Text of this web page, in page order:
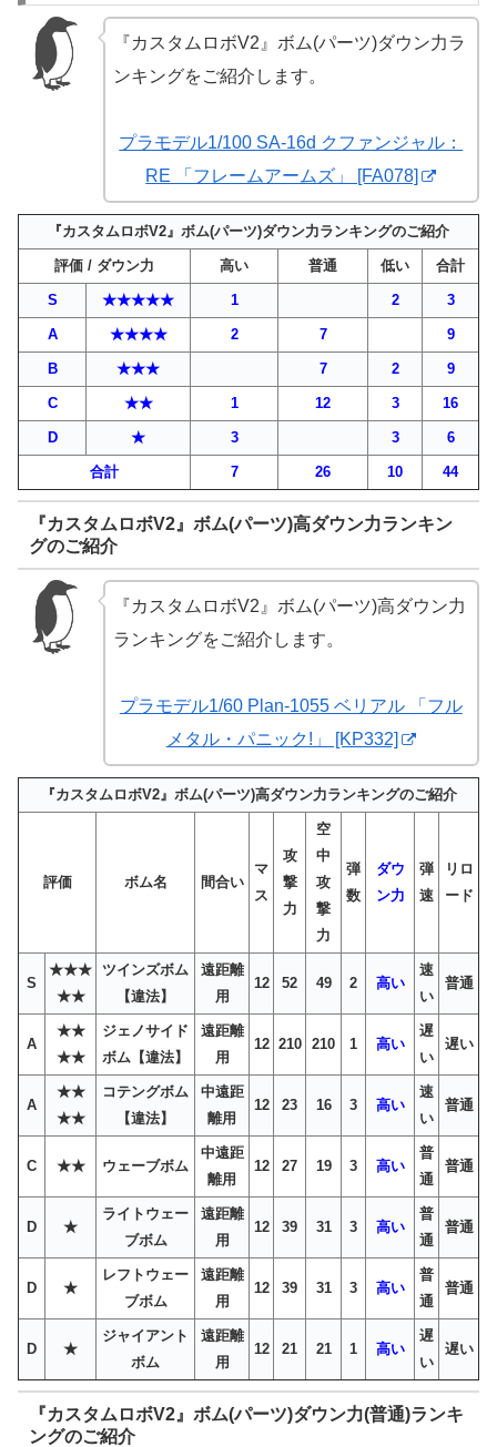
『カスタムロボV2』ボム(パーツ)ダウン力ラ
ンキングをご紹介します。
プラモデル1/100 SA-16d クファンジャル：
RE 「フレームアームズ」 [FA078]
『カスタムロボV2』ボム(パーツ)ダウン力ランキングのご紹介
評価 / ダウン力 高い 普通 低い 合計
S ★★★★★ 1 2 3
A ★★★★ 2 7 9
B ★★★ 7 2 9
C ★★ 1 12 3 16
D ★ 3 3 6
合計 7 26 10 44
『カスタムロボV2』ボム(パーツ)高ダウン力ランキン
グのご紹介
『カスタムロボV2』ボム(パーツ)高ダウン力
ランキングをご紹介します。
プラモデル1/60 Plan-1055 ベリアル 「フル
メタル・パニック!」 [KP332]
『カスタムロボV2』ボム(パーツ)高ダウン力ランキングのご紹介
評価 ボム名 間合い
マ
ス
攻
撃
力
空
中
攻
撃
力
弾
数
ダウ
ン力
弾
速
リロ
ード
S
★★★
★★
ツインズボム
【違法】
遠距離
用
12 52 49 2 高い
速
い
普通
A
★★
★★
ジェノサイド
ボム【違法】
遠距離
用
12 210 210 1 高い
遅
い
遅い
A
★★
★★
コテングボム
【違法】
中遠距
離用
12 23 16 3 高い
速
い
普通
C ★★ ウェーブボム
中遠距
離用
12 27 19 3 高い
普
通
普通
D ★
ライトウェー
ブボム
遠距離
用
12 39 31 3 高い
普
通
普通
D ★
レフトウェー
ブボム
遠距離
用
12 39 31 3 高い
普
通
普通
D ★
ジャイアント
ボム
遠距離
用
12 21 21 1 高い
遅
い
遅い
『カスタムロボV2』ボム(パーツ)ダウン力(普通)ランキ
ングのご紹介